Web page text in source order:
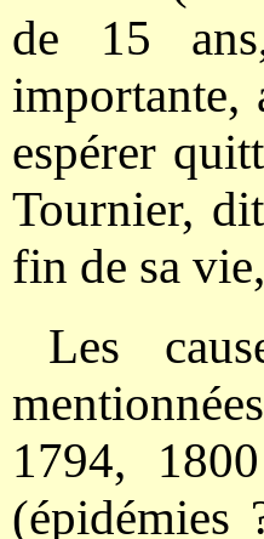
de 15
importante,
espérer
Tournier,
fin de sa
Les
1794,
(épidémies